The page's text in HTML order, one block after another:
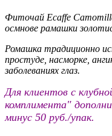
Фиточай Ecaffe
осмнове рамашки
Ромашка традиционно
простуде, насморке,
заболеваниях глаз.
Для клиентов с
комплимента"
минус 50 руб./упак.